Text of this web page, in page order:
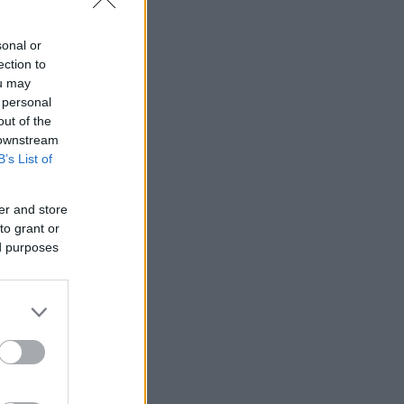
or
to
may
of the
List of
and store
grant or
purposes